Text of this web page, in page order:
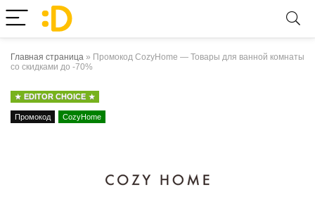
Главная страница » Промокод CozyHome — Товары для ванной комнаты
со скидками до -70%
EDITOR CHOICE
Промокод CozyHome